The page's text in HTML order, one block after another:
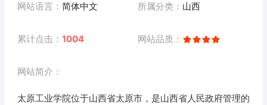
网站语言： 简体中文 所属分类： 山西
累计点击： 1004 网站品质：
网站简介：
太原工业学院位于山西省太原市，是山西省人民政府管理的